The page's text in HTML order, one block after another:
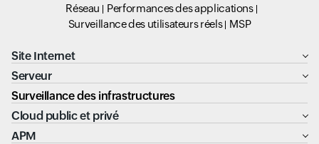
Réseau
Performances des applications
Surveillance des utilisateurs réels
MSP
Site Internet
Serveur
Surveillance des infrastructures
Cloud public et privé
APM